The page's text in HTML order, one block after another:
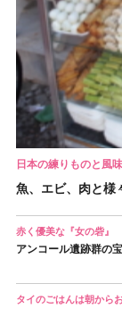
日本の練りものと風
魚、エビ、肉と様
赤く優美な『女の砦』
アンコール遺跡群の
タイのごはんは朝から